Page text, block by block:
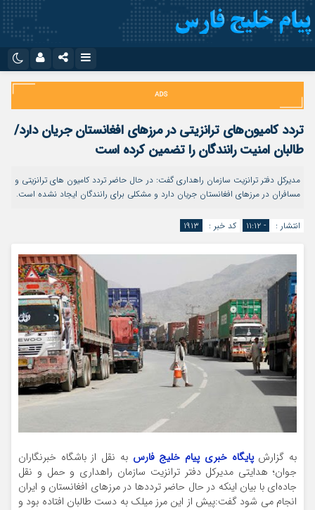
اینستاگرام
تلگرام
سروش
ایتا
آپارات
اپلیکیشن
نام کاربری یا نشانی ایمیل
رمز عبور
مرا به خاطر بسپار
تردد کامیون‌های ترانزیتی در مرزهای افغانستان جریان دارد/
طالبان امنیت رانندگان را تضمین کرده است
مدیرکل دفتر ترانزیت سازمان راهداری گفت: در حال حاضر تردد کامیون های ترانزیتی و
مسافران در مرزهای افغانستان جریان دارد و مشکلی برای رانندگان ایجاد نشده است.
انتشار : - ۱۱:۱۲ کد خبر : ۱۹۱۳
به گزارش پایگاه خبری پیام خلیج فارس به نقل از باشگاه خبرنگاران
جوان؛ هدایتی مدیرکل دفتر ترانزیت سازمان راهداری و حمل و نقل
جاده‌ای با بیان اینکه در حال حاضر ترددها در مرز‌های افغانستان و ایران
انجام می شود گفت:پیش از این مرز میلک به دست طالبان افتاده بود و